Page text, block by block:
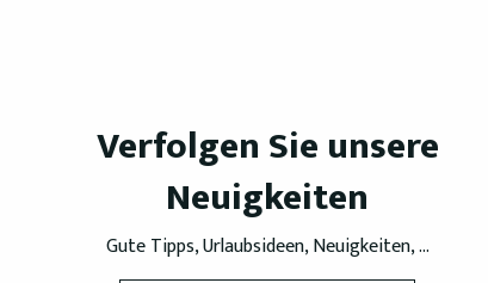
Verfolgen Sie unsere
Neuigkeiten
Gute Tipps, Urlaubsideen, Neuigkeiten, ...